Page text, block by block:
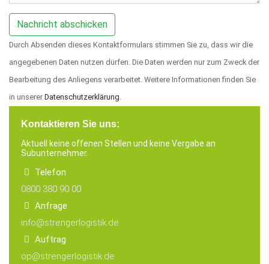
Durch Absenden dieses Kontaktformulars stimmen Sie zu, dass wir die
angegebenen Daten nutzen dürfen. Die Daten werden nur zum Zweck der
Bearbeitung des Anliegens verarbeitet. Weitere Informationen finden Sie
in unserer Datenschutzerklärung.
Kontaktieren Sie uns:
Aktuell keine offenen Stellen und keine Vergabe an
Subunternehmer.
Telefon
0800 380 90 00
Anfrage
info@strengerlogistik.de
Auftrag
op@strengerlogistik.de